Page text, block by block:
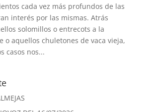
cada vez más profundos de las
interés por las mismas. Atrás
solomillos o entrecots a la
o aquellos chuletones de vaca vieja,
casos nos...